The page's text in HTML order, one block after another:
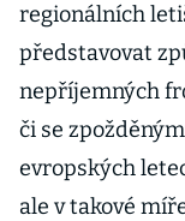
regionálních
představovat
nepříjemných
či se
evropských
ale v takové